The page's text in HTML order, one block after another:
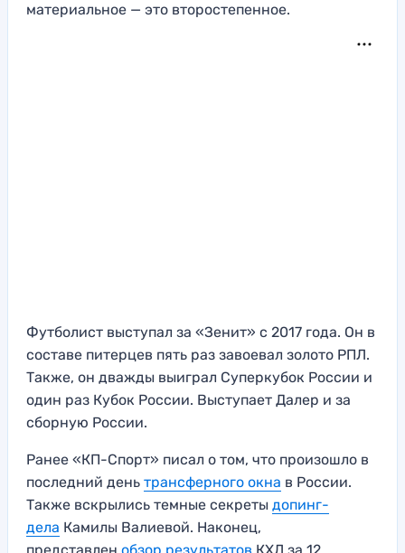
материальное — это второстепенное.
Футболист выступал за «Зенит» с 2017 года. Он в
составе питерцев пять раз завоевал золото РПЛ.
Также, он дважды выиграл Суперкубок России и
один раз Кубок России. Выступает Далер и за
сборную России.
Ранее «КП-Спорт» писал о том, что произошло в
последний день трансферного окна в России.
Также вскрылись темные секреты допинг-
дела Камилы Валиевой. Наконец,